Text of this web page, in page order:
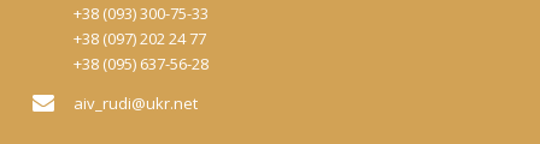
+38 (093) 300-75-33
+38 (097) 202 24 77
+38 (095) 637-56-28
aiv_rudi@ukr.net